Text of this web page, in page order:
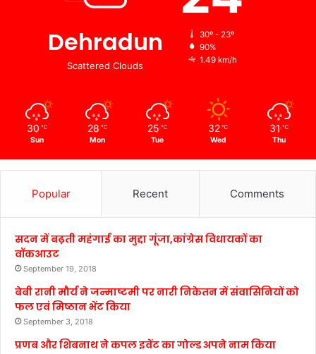
Dehradun
Scattered Clouds
30º - 23º
90%
1.49 km/h
30 ℃
Sun
28 ℃
Mon
25 ℃
Tue
32 ℃
Wed
31 ℃
Thu
Popular Recent Comments
सदन में बढ़ती महंगाई का मुद्दा गूंजा,कांग्रेस विधायकों का
वॉकआउट
September 19, 2018
बेबी रानी मौर्य ने जन्माष्टमी पर नारी निकेतन में संवासिनियों को
फल एवं मिष्ठान भेंट किया
September 3, 2018
प्रणब और शिबनाथ ने कपल इवेंट का गोल्ड अपने नाम किया